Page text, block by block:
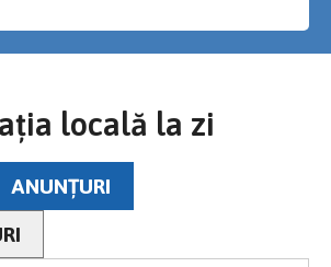
locală la zi
ANUNȚURI